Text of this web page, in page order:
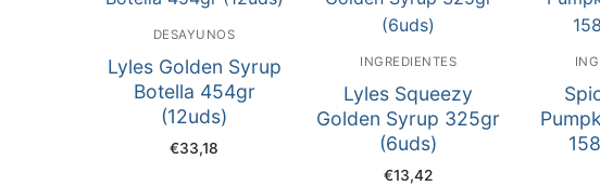
DESAYUNOS
Lyles Golden Syrup
Botella 454gr
(12uds)
€33,18
INGREDIENTES
Lyles Squeezy
Golden Syrup 325gr
(6uds)
€13,42